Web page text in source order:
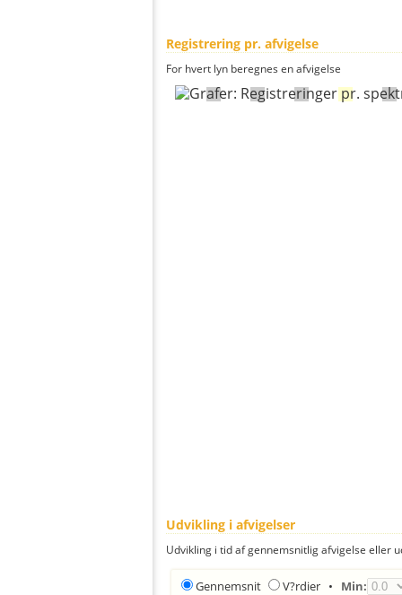
Registrering pr. afvigelse
For hvert lyn beregnes en afvigelse
Udvikling i afvigelser
Udvikling i tid af gennemsnitlig afvigelse eller
Gennemsnit V?rdier • Min: